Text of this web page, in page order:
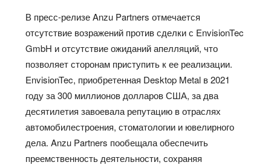
В пресс-релизе Anzu Partners отмечается
отсутствие возражений против сделки с EnvisionTec
GmbH и отсутствие ожиданий апелляций, что
позволяет сторонам приступить к ее реализации.
EnvisionTec, приобретенная Desktop Metal в 2021
году за 300 миллионов долларов США, за два
десятилетия завоевала репутацию в отраслях
автомобилестроения, стоматологии и ювелирного
дела. Anzu Partners пообещала обеспечить
преемственность деятельности, сохраняя